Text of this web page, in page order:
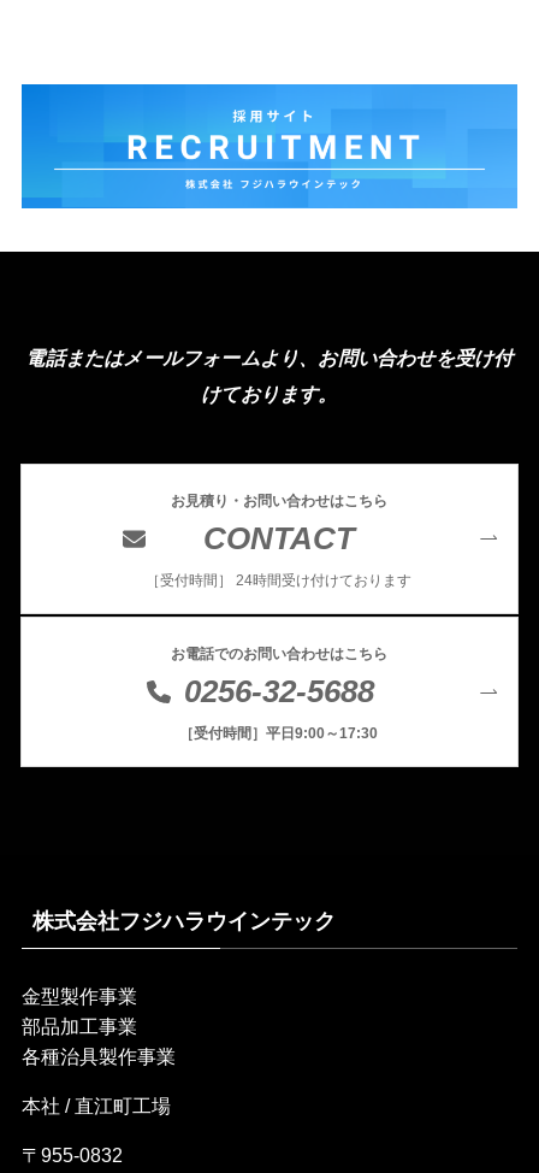
電話またはメールフォームより、お問い合わせを受け付
けております。
お見積り・お問い合わせはこちら
CONTACT
［受付時間］ 24時間受け付けております
お電話でのお問い合わせはこちら
0256-32-5688
［受付時間］平日9:00～17:30
株式会社フジハラウインテック
金型製作事業
部品加工事業
各種治具製作事業
本社 / 直江町工場
〒955-0832